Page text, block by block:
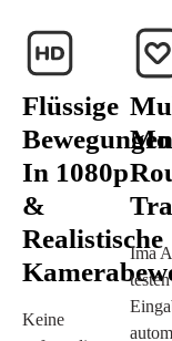
Flüssige
Bewegungen
In 1080p
&
Realistische
Keine
Ima